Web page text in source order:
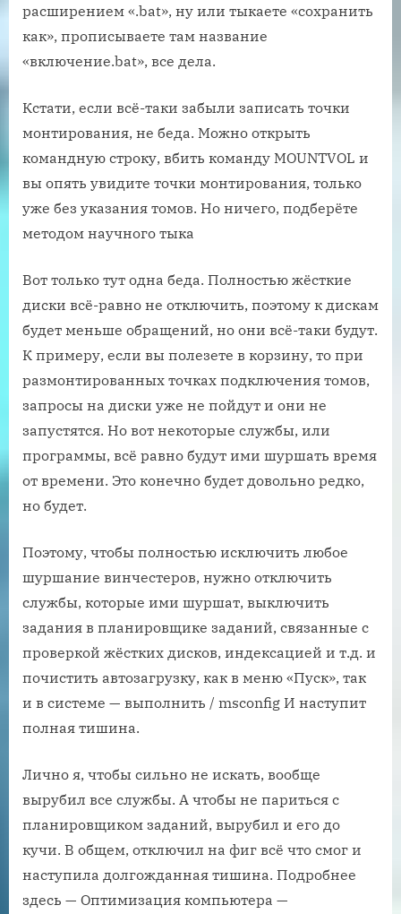
расширением «.bat», ну или тыкаете «сохранить
как», прописываете там название
«включение.bat», все дела.
Кстати, если всё-таки забыли записать точки
монтирования, не беда. Можно открыть
командную строку, вбить команду MOUNTVOL и
вы опять увидите точки монтирования, только
уже без указания томов. Но ничего, подберёте
методом научного тыка
Вот только тут одна беда. Полностью жёсткие
диски всё-равно не отключить, поэтому к дискам
будет меньше обращений, но они всё-таки будут.
К примеру, если вы полезете в корзину, то при
размонтированных точках подключения томов,
запросы на диски уже не пойдут и они не
запустятся. Но вот некоторые службы, или
программы, всё равно будут ими шуршать время
от времени. Это конечно будет довольно редко,
но будет.
Поэтому, чтобы полностью исключить любое
шуршание винчестеров, нужно отключить
службы, которые ими шуршат, выключить
задания в планировщике заданий, связанные с
проверкой жёстких дисков, индексацией и т.д. и
почистить автозагрузку, как в меню «Пуск», так
и в системе — выполнить / msconfig И наступит
полная тишина.
Лично я, чтобы сильно не искать, вообще
вырубил все службы. А чтобы не париться с
планировщиком заданий, вырубил и его до
кучи. В общем, отключил на фиг всё что смог и
наступила долгожданная тишина. Подробнее
здесь — Оптимизация компьютера —